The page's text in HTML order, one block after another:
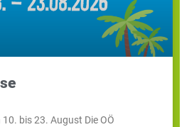
bis 23. August Die OÖ